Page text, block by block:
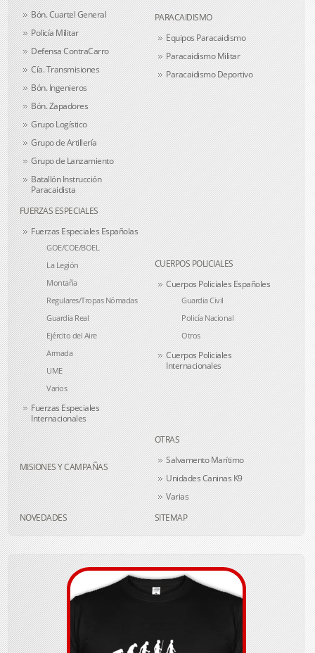
Bón. Cuartel General
Policía Militar
Defensa ContraCarro
Cía. Transmisiones
Bón. Ingenieros
Bón. Zapadores
Grupo Logístico
Grupo de Artillería
Grupo de Lanzamiento
Batallón Instrucción
Paracaidista
PARACAIDISMO
Equipos Paracaidismo
Paracaidismo Militar
Paracaidismo Deportivo
FUERZAS ESPECIALES
Fuerzas Especiales Españolas
GOE/COE/BOEL
La Legión
Montaña
Regulares/Tropas Nómadas
Guardia Real
Ejército del Aire
Armada
UME
Varios
Fuerzas Especiales
Internacionales
CUERPOS POLICIALES
Cuerpos Policiales Españoles
Guardia Civil
Policía Nacional
Otros
Cuerpos Policiales
Internacionales
MISIONES Y CAMPAÑAS
OTRAS
Salvamento Marítimo
Unidades Caninas K9
Varias
NOVEDADES
SITEMAP